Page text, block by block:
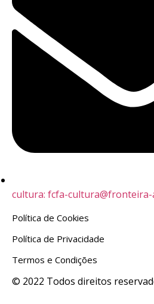
cultura: fcfa-
Política de Cookies
Política de Privacidade
Termos e Condições
© 2022 Todos direitos